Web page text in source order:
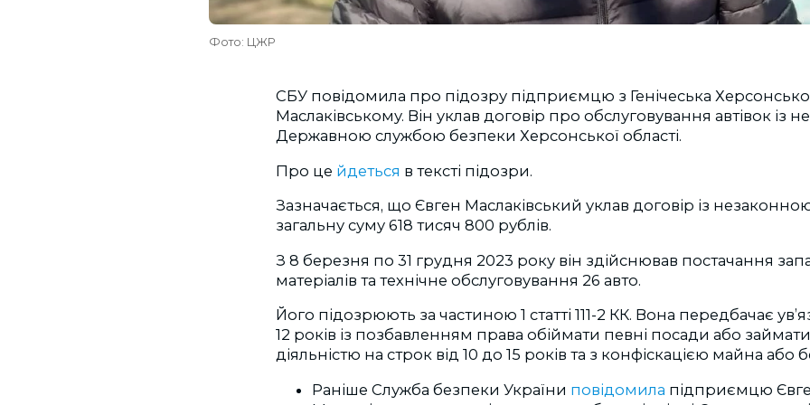
Фото: ЦЖР
СБУ повідомила про підозру підприємцю з Генічеська
Маслаківському. Він уклав договір про обслуговування автівок із
Державною службою безпеки Херсонської області.
Про це йдеться в тексті підозри.
Зазначається, що Євген Маслаківський уклав договір із
загальну суму 618 тисяч 800 рублів.
З 8 березня по 31 грудня 2023 року він здійснював постачання
матеріалів та технічне обслуговування 26 авто.
Його підозрюють за частиною 1 статті 111-2 КК. Вона передбачає
12 років із позбавленням права обіймати певні посади або
діяльністю на строк від 10 до 15 років та з конфіскацією майна або
Раніше Служба безпеки України повідомила підприємцю